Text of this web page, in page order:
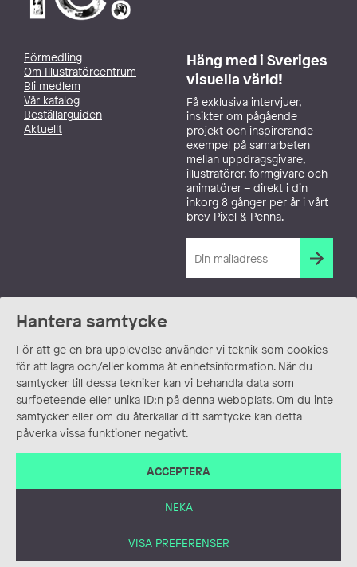
Hantera samtycke
För att ge en bra upplevelse använder vi teknik som cookies
för att lagra och/eller komma åt enhetsinformation. När du
samtycker till dessa tekniker kan vi behandla data som
surfbeteende eller unika ID:n på denna webbplats. Om du inte
samtycker eller om du återkallar ditt samtycke kan detta
påverka vissa funktioner negativt.
ACCEPTERA
NEKA
VISA PREFERENSER
Förmedling
Om Illustratörcentrum
Bli medlem
Vår katalog
Beställarguiden
Aktuellt
Häng med i Sveriges
visuella värld!
Få exklusiva intervjuer,
insikter om pågående
projekt och inspirerande
exempel på samarbeten
mellan uppdragsgivare,
illustratörer, formgivare och
animatörer – direkt i din
inkorg 8 gånger per år i vårt
brev Pixel & Penna.